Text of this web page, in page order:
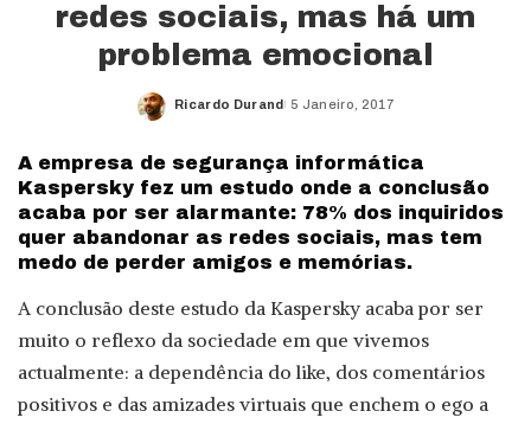
redes sociais, mas há um
problema emocional
Posted
Ricardo Durand 5 Janeiro, 2017
A empresa de segurança informática
Kaspersky fez um estudo onde a conclusão
acaba por ser alarmante: 78% dos inquiridos
quer abandonar as redes sociais, mas tem
medo de perder amigos e memórias.
A conclusão deste estudo da Kaspersky acaba por ser
muito o reflexo da sociedade em que vivemos
actualmente: a dependência do like, dos comentários
positivos e das amizades virtuais que enchem o ego a